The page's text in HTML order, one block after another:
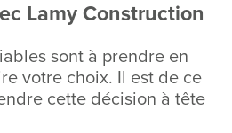
Lamy Construction
sont à prendre en
votre choix. Il est de ce
cette décision à tête